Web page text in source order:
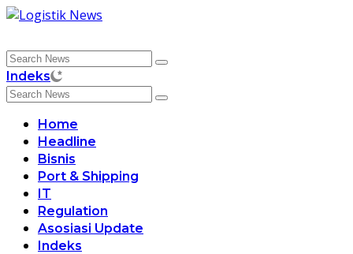
Skip
content
Indeks
Home
Headline
Bisnis
Port & Shipping
IT
Regulation
Asosiasi Update
Indeks